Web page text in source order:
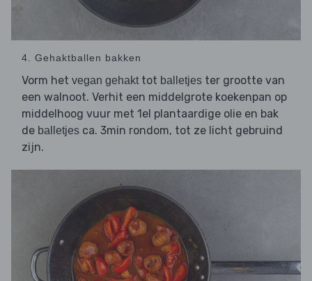
4. Gehaktballen bakken
Vorm het vegan gehakt tot balletjes ter grootte van
een walnoot. Verhit een middelgrote koekenpan op
middelhoog vuur met 1el plantaardige olie en bak
de balletjes ca. 3min rondom, tot ze licht gebruind
zijn.